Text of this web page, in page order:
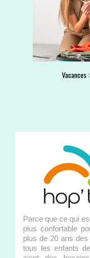
Parce que ce qui
plus confortable
plus de 20 ans
tous les enfants